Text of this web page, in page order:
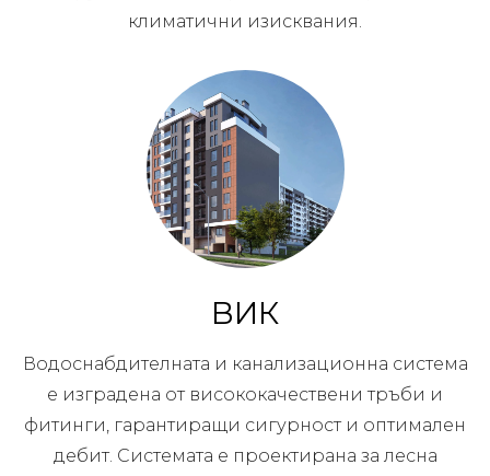
климатични изисквания.
ВИК
Водоснабдителната и канализационна система
е изградена от висококачествени тръби и
фитинги, гарантиращи сигурност и оптимален
дебит. Системата е проектирана за лесна